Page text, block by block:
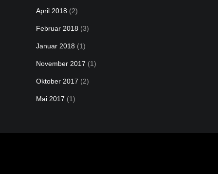
April 2018 (2)
Februar 2018 (3)
Januar 2018 (1)
November 2017 (1)
Oktober 2017 (2)
Mai 2017 (1)